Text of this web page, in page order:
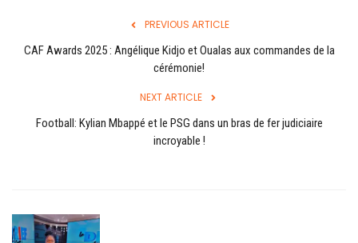
Login
PREVIOUS ARTICLE
CAF Awards 2025 : Angélique Kidjo et Oualas aux commandes de la
cérémonie!
NEXT ARTICLE
Football: Kylian Mbappé et le PSG dans un bras de fer judiciaire
incroyable !